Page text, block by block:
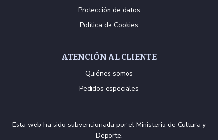
Protección de datos
Política de Cookies
ATENCIÓN AL CLIENTE
Quiénes somos
Pedidos especiales
Esta web ha sido subvencionada por el Ministerio de Cultura y
Deporte.